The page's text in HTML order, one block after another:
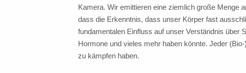
Kamera. Wir emittieren eine ziemlich große Menge
dass die Erkenntnis, dass unser Körper fast
fundamentalen Einfluss auf unser Verständnis über
Hormone und vieles mehr haben könnte. Jeder
zu kämpfen haben.